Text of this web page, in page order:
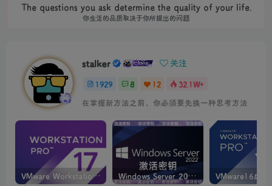
The questions you ask determine the quality of your life.
你生活的品质取决于你所提出的问题
stalker 关注
1929 8 12
32.1W+
在掌握新方法之前，你必须要先换一种思考方法
VMware Workstation PRO v17.6.4 正式版_虚拟机(带激活密钥) Windows Server 2022激活密钥 2024 5月更新